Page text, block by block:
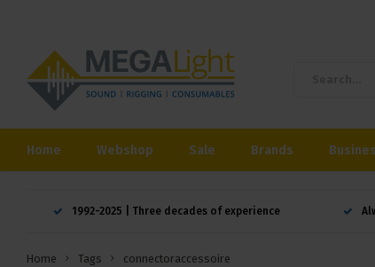
Home Webshop Sale Brands
1992-2025 | Three decades of experience
Home Tags connectoraccessoire